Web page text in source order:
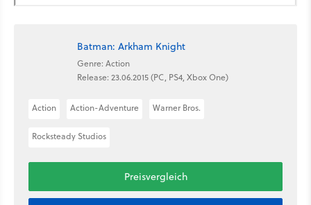
Batman: Arkham Knight
Genre: Action
Release: 23.06.2015 (PC, PS4, Xbox One)
Action Action-Adventure Warner Bros.
Rocksteady Studios
Preisvergleich